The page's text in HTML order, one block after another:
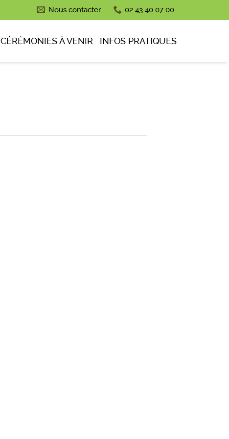
Nous contacter 02 43 40 07 00
CÉRÉMONIES À VENIR INFOS PRATIQUES